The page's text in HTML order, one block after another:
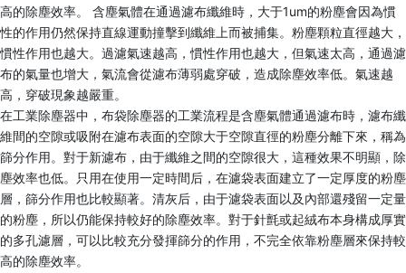
高的除塵效率。 含塵氣體在通過濾布纖維時，大于1um的粉塵會因為慣
性的作用仍然保持直線運動撞擊到纖維上而被捕集。粉塵顆粒直徑越大，
慣性作用也越大。過濾氣速越高，慣性作用也越大，但氣速太高，通過濾
布的氣量也增大，氣流會從濾布薄弱處穿破，造成除塵效率低。氣速越
高，穿破現象越嚴重。
在工業除塵器中，布袋除塵器的工業流程是含塵氣體通過濾布時，濾布纖
維間的空隙或吸附在濾布表面的空隙大于空隙直徑的粉塵分離下來，稱為
篩分作用。對于新濾布，由于纖維之間的空隙很大，這種效果不明顯，除
塵效率也低。只用在使用一定時間后，在濾袋表面建立了一定厚度的粉塵
層，篩分作用也比較顯著。清灰后，由于濾袋表面以及內部還殘留一定量
的粉塵，所以仍能保持較好的除塵效率。對于針氈或起絨布本身構成厚實
的多孔濾層，可以比較充分發揮篩分的作用，不完全依靠粉塵層來保持較
高的除塵效率。